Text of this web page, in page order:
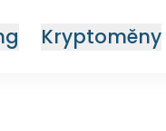
Kryptoměny